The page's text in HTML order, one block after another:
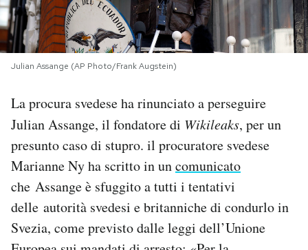
NEWSLETTER
I MIEI PREFERITI
SHOP
CALENDARIO
AREA PERSONALE
Newsletter
Julian Assange (AP Photo/Frank Augstein)
La procura svedese ha rinunciato a perseguire
Julian Assange, il fondatore di Wikileaks, per un
presunto caso di stupro. il procuratore svedese
Marianne Ny ha scritto in uncomunicato
che Assange è sfuggito a tutti i tentativi
delle autorità svedesi e britanniche di condurlo in
Svezia, come previsto dalle leggi dell’Unione